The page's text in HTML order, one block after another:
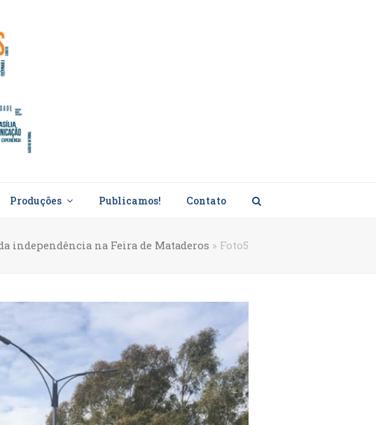
Produções Publicamos! Contato
independência na Feira de Mataderos » Foto5